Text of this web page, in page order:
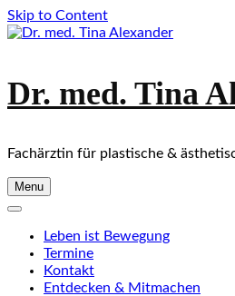
Skip to Content
Dr. med. Tina
Fachärztin für plastische &
Menu
Leben ist Bewegung
Termine
Kontakt
Entdecken & Mitmachen